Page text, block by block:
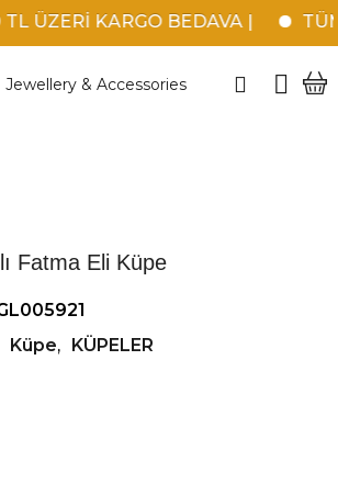
ÜZERİ KARGO BEDAVA | TÜM
Fatma Eli Küpe
Küpe, KÜPELER